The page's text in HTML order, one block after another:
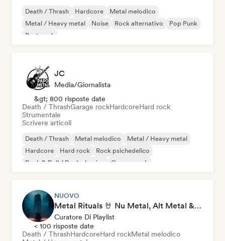
Death / Thrash Hardcore
Metal melodico
Metal / Heavy metal
Noise Rock alternativo
Pop Punk
Post punk
JC
Media/Giornalista
&gt; 800 risposte date
Death / ThrashGarage rockHardcoreHard rock
Strumentale
Scrivere articoli
Death / Thrash Metal melodico
Metal / Heavy metal
Hardcore
Hard rock
Rock psichedelico
Rock & Roll / Rock classico
Garage rock
NUOVO
Metal Rituals 🤘 Nu Metal, Alt Metal & Progressive Metal
Curatore Di Playlist
< 100 risposte date
Death / ThrashHardcoreHard rockMetal melodico